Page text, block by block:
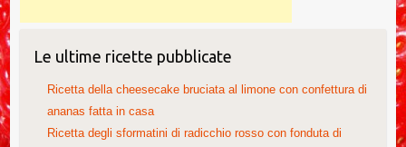
Le ultime ricette pubblicate
Ricetta della cheesecake bruciata al limone con confettura di
ananas fatta in casa
Ricetta degli sformatini di radicchio rosso con fonduta di